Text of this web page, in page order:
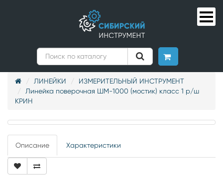
ЛИНЕЙКИ
ИЗМЕРИТЕЛЬНЫЙ ИНСТРУМЕНТ
Линейка поверочная ШМ-1000 (мостик) класс 1 р/ш
КРИН
Описание Характеристики